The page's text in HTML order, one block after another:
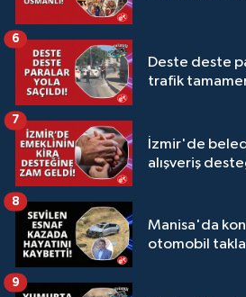
Deste deste
trafik
6
İzmir'de
alışveriş
7
Manisa'da
otomobil takla
8
9